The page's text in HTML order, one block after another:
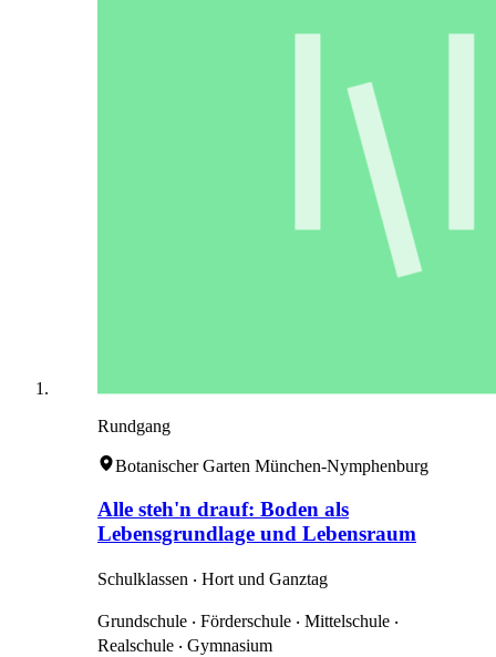
Rundgang
Botanischer Garten München-Nymphenburg
Alle steh'n drauf: Boden als
Lebensgrundlage und Lebensraum
Schulklassen ‧ Hort und Ganztag
Grundschule ‧ Förderschule ‧ Mittelschule ‧
Realschule ‧ Gymnasium